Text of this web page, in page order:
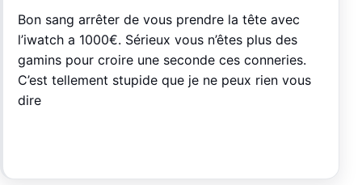
Bon sang arrêter de vous prendre la tête avec
l’iwatch a 1000€. Sérieux vous n’êtes plus des
gamins pour croire une seconde ces conneries.
C’est tellement stupide que je ne peux rien vous
dire